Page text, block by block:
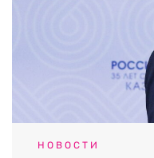
НОВОСТИ